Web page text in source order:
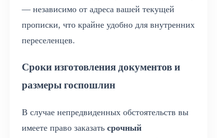
— независимо от адреса вашей текущей
прописки, что крайне удобно для внутренних
переселенцев.
Сроки изготовления документов и
размеры госпошлин
В случае непредвиденных обстоятельств вы
имеете право заказать срочный